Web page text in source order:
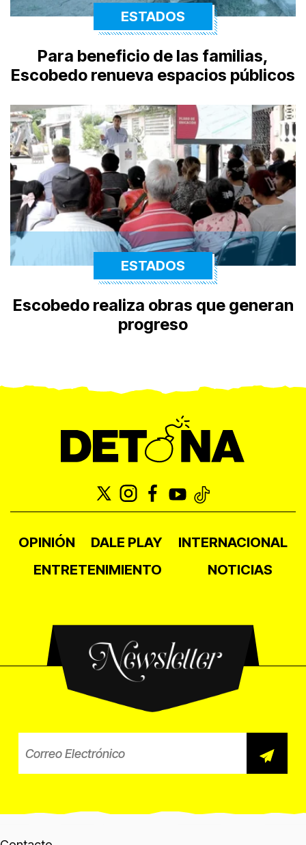
ESTADOS
Para beneficio de las familias,
Escobedo renueva espacios públicos
ESTADOS
Escobedo realiza obras que generan
progreso
OPINIÓN DALE PLAY
INTERNACIONAL
ENTRETENIMIENTO
NOTICIAS
Newsletter